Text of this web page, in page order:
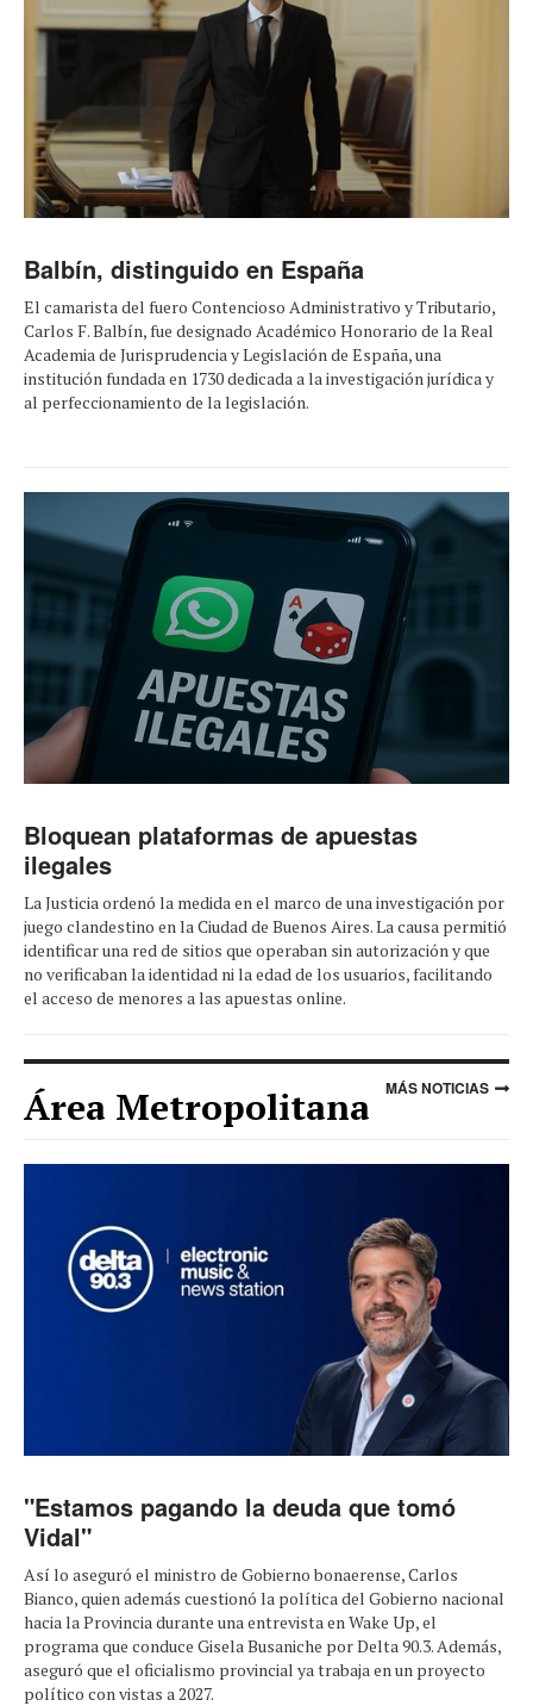
Balbín, distinguido en España
El camarista del fuero Contencioso Administrativo y Tributario,
Carlos F. Balbín, fue designado Académico Honorario de la Real
Academia de Jurisprudencia y Legislación de España, una
institución fundada en 1730 dedicada a la investigación jurídica y
al perfeccionamiento de la legislación.
Bloquean plataformas de apuestas
ilegales
La Justicia ordenó la medida en el marco de una investigación por
juego clandestino en la Ciudad de Buenos Aires. La causa permitió
identificar una red de sitios que operaban sin autorización y que
no verificaban la identidad ni la edad de los usuarios, facilitando
el acceso de menores a las apuestas online.
Área Metropolitana MÁS NOTICIAS
"Estamos pagando la deuda que tomó
Vidal"
Así lo aseguró el ministro de Gobierno bonaerense, Carlos
Bianco, quien además cuestionó la política del Gobierno nacional
hacia la Provincia durante una entrevista en Wake Up, el
programa que conduce Gisela Busaniche por Delta 90.3. Además,
aseguró que el oficialismo provincial ya trabaja en un proyecto
político con vistas a 2027.